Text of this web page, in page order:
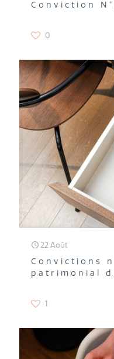
Conviction
0
22 Août
Convictions
patrimonial
1